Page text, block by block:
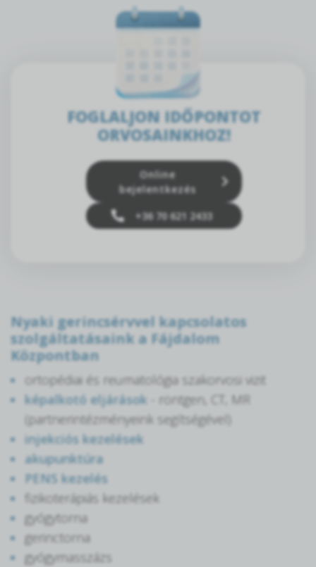
FOGLALJON IDŐPONTOT
ORVOSAINKHOZ!
Online
bejelentkezés
+36 70 621 2433
Nyaki gerincsérvvel kapcsolatos
szolgáltatásaink a Fájdalom
Központban
ortopédiai és reumatológia szakorvosi vizit
képalkotó eljárások - röntgen, CT, MR
(partnerintézményeink segítségével)
injekciós kezelések
akupunktúra
PENS kezelés
fizikoterápiás kezelések
gyógytorna
gerinctorna
gyógymasszázs